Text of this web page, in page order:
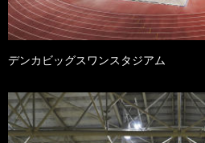
デンカビッグスワンスタジアム